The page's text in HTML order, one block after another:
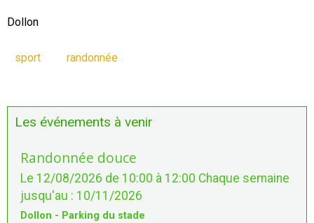
Dollon
sport randonnée
Les événements à venir
Randonnée douce
Le 12/08/2026 de 10:00 à 12:00 Chaque semaine
jusqu'au : 10/11/2026
Dollon - Parking du stade